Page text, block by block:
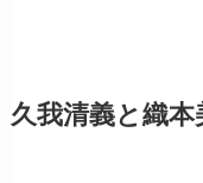
久我清義と織